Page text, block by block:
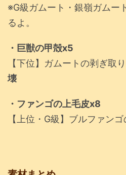
※G級ガムート・銀嶺ガムー
るよ。
・巨獣の甲殻x5
【下位】ガムートの剥ぎ取
壊
・ファンゴの上毛皮x8
【上位・G級】ブルファン